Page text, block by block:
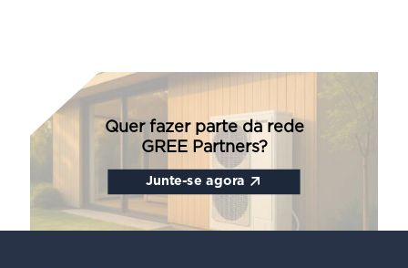
Junte-se agora
Quer fazer parte da rede
GREE Partners?